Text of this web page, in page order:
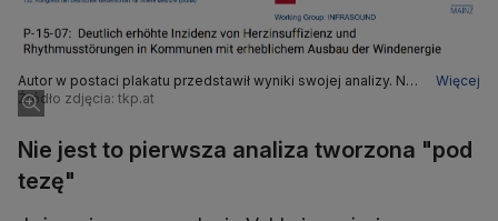
Autor w postaci plakatu przedstawił wyniki swojej analizy. Nie
jest to badanie naukowe
Więcej
Źródło zdjęcia: tkp.at
Nie jest to pierwsza analiza tworzona "pod
tezę"